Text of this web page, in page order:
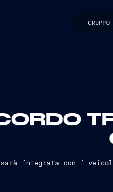
GRUPPO
integrata con i